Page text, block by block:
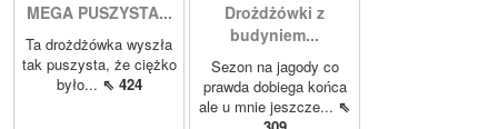
MEGA PUSZYSTA...
Ta drożdżówka wyszła
tak puszysta, że ciężko
było... ⇖ 424
Drożdżówki z
budyniem...
Sezon na jagody co
prawda dobiega końca
ale u mnie jeszcze... ⇖